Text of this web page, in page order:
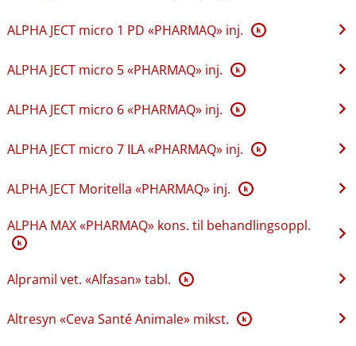
ALPHA JECT micro 1 PD «PHARMAQ» inj. K
ALPHA JECT micro 5 «PHARMAQ» inj. K
ALPHA JECT micro 6 «PHARMAQ» inj. K
ALPHA JECT micro 7 ILA «PHARMAQ» inj. K
ALPHA JECT Moritella «PHARMAQ» inj. K
ALPHA MAX «PHARMAQ» kons. til behandlingsoppl.
K
Alpramil vet. «Alfasan» tabl. K
Altresyn «Ceva Santé Animale» mikst. K